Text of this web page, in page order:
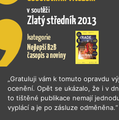
„Gratuluji vám k tomuto opravdu
ocenění. Opět se ukázalo, že i v
to tištěné publikace nemají
vyplácí a je po zásluze odměněna.“